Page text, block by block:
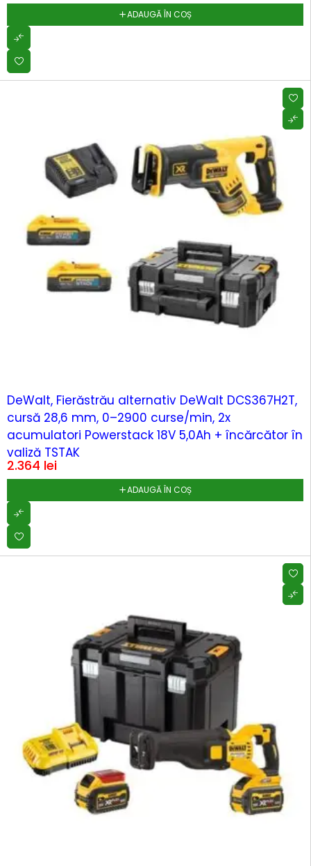
ADAUGĂ ÎN COȘ
DeWalt, Fierăstrău alternativ DeWalt DCS367H2T,
cursă 28,6 mm, 0–2900 curse/min, 2x
acumulatori Powerstack 18V 5,0Ah + încărcător în
valiză TSTAK
2.364 lei
ADAUGĂ ÎN COȘ